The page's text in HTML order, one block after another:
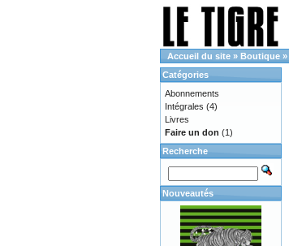
Accueil du site » Boutique »
Catégories
Abonnements
Intégrales (4)
Livres
Faire un don (1)
Recherche
Nouveautés